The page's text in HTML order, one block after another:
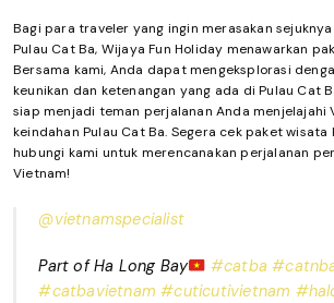
Bagi para traveler yang ingin merasakan
Pulau Cat Ba, Wijaya Fun Holiday menawarkan
Bersama kami, Anda dapat mengeksplorasi
keunikan dan ketenangan yang ada di Pulau Cat
siap menjadi teman perjalanan Anda menjelajahi
keindahan Pulau Cat Ba. Segera cek paket wisata
hubungi kami untuk merencanakan perjalanan
Vietnam!
@vietnamspecialist
Part of Ha Long Bay #catba
#catbavietnam #cuticutivietnam